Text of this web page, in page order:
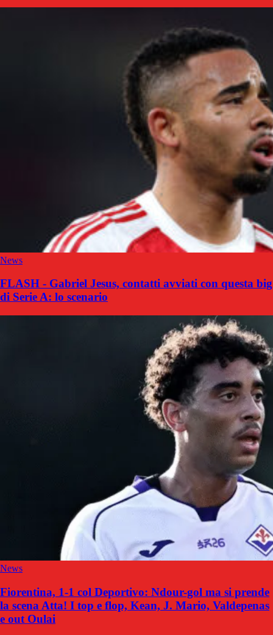
News
FLASH - Gabriel Jesus, contatti avviati con questa big
di Serie A: lo scenario
News
Fiorentina, 1-1 col Deportivo: Ndour-gol ma si prende
la scena Atta! I top e flop, Kean, J. Mario, Valdepenas
e out Oulai